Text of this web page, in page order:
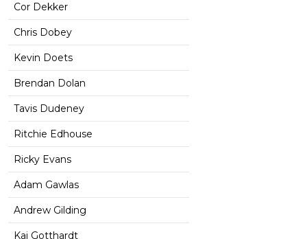
Cor Dekker
Chris Dobey
Kevin Doets
Brendan Dolan
Tavis Dudeney
Ritchie Edhouse
Ricky Evans
Adam Gawlas
Andrew Gilding
Kai Gotthardt